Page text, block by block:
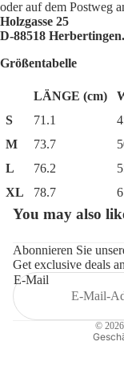
oder auf dem Postweg
Holzgasse 25
D-88518 Herbertingen.
Größentabelle
LÄNGE (cm)
S
71.1
M
73.7
L
76.2
XL
78.7
You may also
Abonnieren Sie
Get exclusive deals
E-Mail
© 2026
Datenschutzerklärung
AGB
Impressum